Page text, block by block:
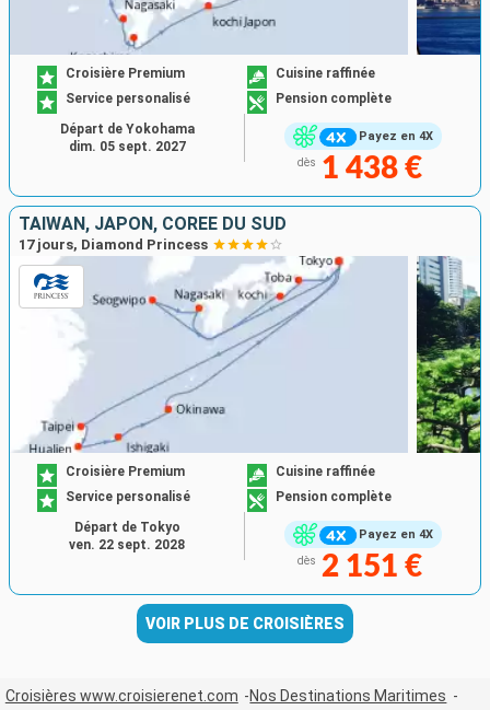
Payez en 4X
Croisière Premium
Cuisine raffinée
Service personalisé
Pension complète
dès 1 438 €
Départ de Yokohama
dim. 05 sept. 2027
TAÏWAN, JAPON, CORÉE DU SUD
17 jours, Diamond Princess
Payez en 4X
Croisière Premium
Cuisine raffinée
Service personalisé
Pension complète
dès 2 151 €
Départ de Tokyo
ven. 22 sept. 2028
VOIR PLUS DE CROISIÈRES
Croisières www.croisierenet.com
Nos Destinations Maritimes